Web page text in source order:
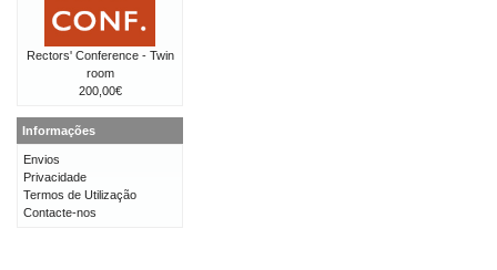
Rectors' Conference - Twin
room
200,00€
Informações
Envios
Privacidade
Termos de Utilização
Contacte-nos